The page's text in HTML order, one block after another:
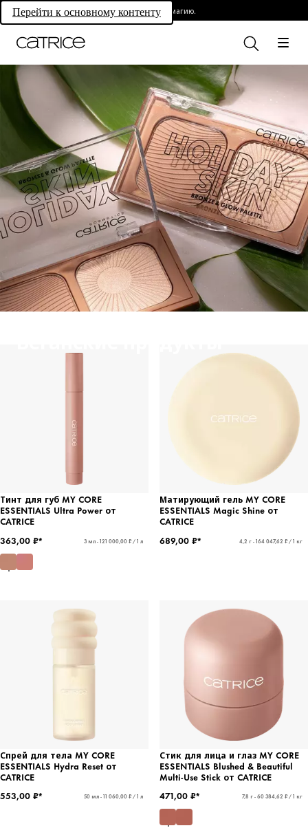
Перейти к основному контенту
Раскройте свою магию.
Тинт для губ MY CORE
ESSENTIALS Ultra Power от
CATRICE
363,00 ₽*
3 мл - 121 000,00 ₽ / 1 л
Матирующий гель MY CORE
ESSENTIALS Magic Shine от
CATRICE
689,00 ₽*
4,2 г - 164 047,62 ₽ / 1 кг
Спрей для тела MY CORE
ESSENTIALS Hydra Reset от
CATRICE
553,00 ₽*
50 мл - 11 060,00 ₽ / 1 л
Стик для лица и глаз MY CORE
ESSENTIALS Blushed & Beautiful
Multi-Use Stick от CATRICE
471,00 ₽*
7,8 г - 60 384,62 ₽ / 1 кг